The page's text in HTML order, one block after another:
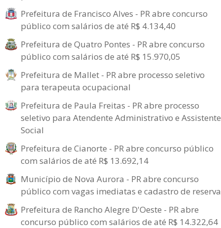
Prefeitura de Francisco Alves - PR abre concurso
público com salários de até R$ 4.134,40
Prefeitura de Quatro Pontes - PR abre concurso
público com salários de até R$ 15.970,05
Prefeitura de Mallet - PR abre processo seletivo
para terapeuta ocupacional
Prefeitura de Paula Freitas - PR abre processo
seletivo para Atendente Administrativo e Assistente
Social
Prefeitura de Cianorte - PR abre concurso público
com salários de até R$ 13.692,14
Município de Nova Aurora - PR abre concurso
público com vagas imediatas e cadastro de reserva
Prefeitura de Rancho Alegre D'Oeste - PR abre
concurso público com salários de até R$ 14.322,64